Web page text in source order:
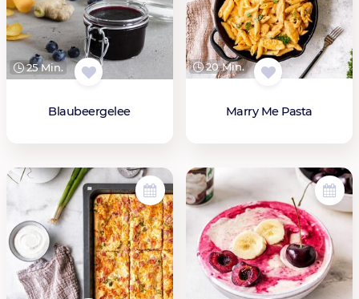
25 Min.
Blaubeergelee
20 Min.
Marry Me Pasta